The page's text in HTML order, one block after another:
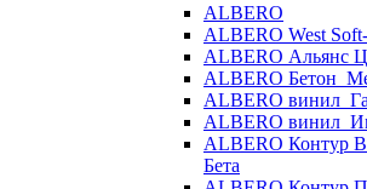
ALBERO
ALBERO West
ALBERO Альянс
ALBERO
ALBERO
ALBERO
ALBERO Контур
Бета